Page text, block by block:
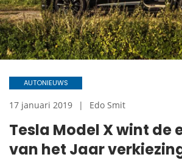
Tesla Model X wint de
van het Jaar
AUTONIEUWS
17 januari 2019 Edo Smit